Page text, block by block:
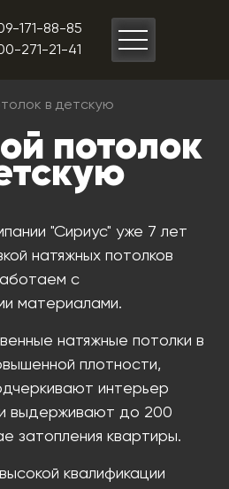
171-88-85
271-21-41
в детскую
потолок
"Сириус" уже 7 лет
натяжных потолков
с
материалами.
натяжные потолки в
плотности,
интерьер
выдерживают до 200
затопления квартиры.
квалификации